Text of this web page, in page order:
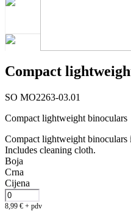
Compact
SO MO2263-03.01
Compact lightweight binoculars
Compact lightweight
Includes cleaning cloth.
Boja
Crna
Cijena
8,99 € + pdv